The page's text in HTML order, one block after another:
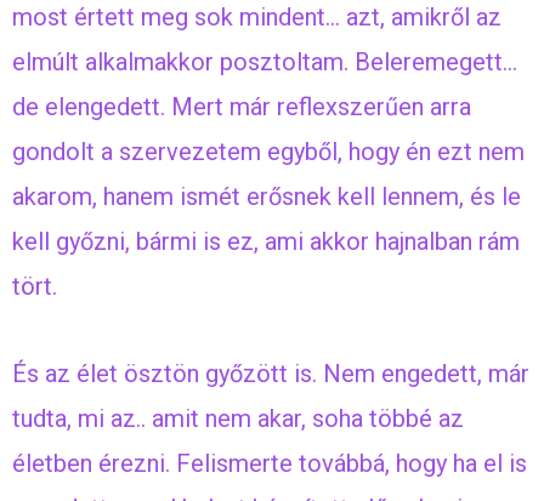
most értett meg sok mindent… azt, amikről az
elmúlt alkalmakkor posztoltam. Beleremegett…
de elengedett. Mert már reflexszerűen arra
gondolt a szervezetem egyből, hogy én ezt nem
akarom, hanem ismét erősnek kell lennem, és le
kell győzni, bármi is ez, ami akkor hajnalban rám
tört.
És az élet ösztön győzött is. Nem engedett, már
tudta, mi az.. amit nem akar, soha többé az
életben érezni. Felismerte továbbá, hogy ha el is